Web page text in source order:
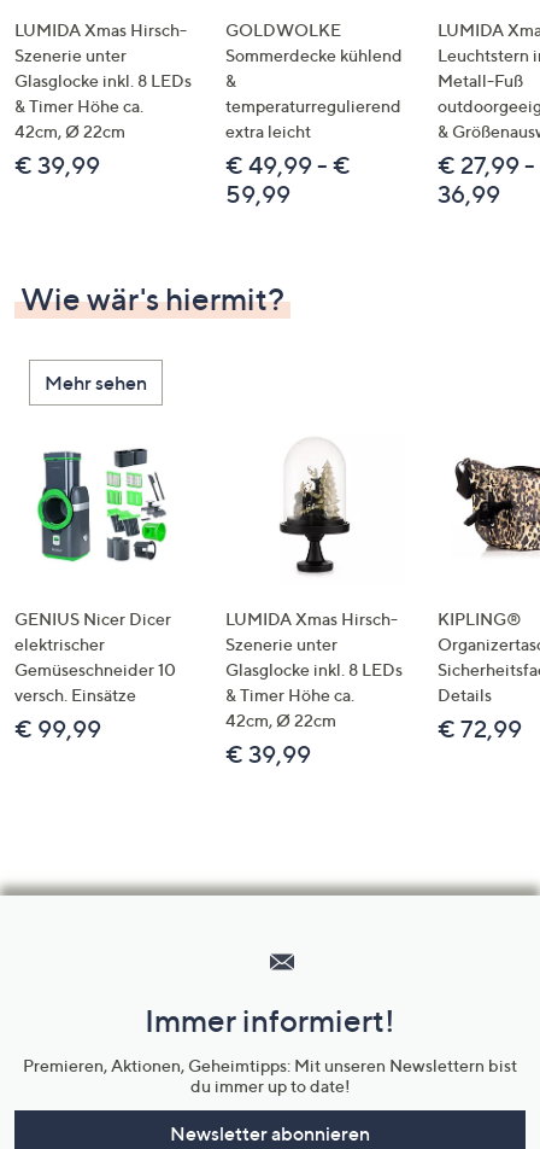
LUMIDA Xmas Hirsch-
Szenerie unter
Glasglocke inkl. 8 LEDs
& Timer Höhe ca.
42cm, Ø 22cm
€ 39,99
GOLDWOLKE
Sommerdecke kühlend
&
temperaturregulierend
extra leicht
€ 49,99 - €
59,99
LUMIDA
Leuchtstern
Metall-Fuß
&
€ 27,99
36,99
Wie wär's hiermit?
Mehr sehen
GENIUS Nicer Dicer
elektrischer
Gemüseschneider 10
versch. Einsätze
€ 99,99
LUMIDA Xmas Hirsch-
Szenerie unter
Glasglocke inkl. 8 LEDs
& Timer Höhe ca.
42cm, Ø 22cm
€ 39,99
KIPLING®
Details
€ 72,99
Unternehmensinformationen
Immer informiert!
Premieren, Aktionen, Geheimtipps: Mit unseren Newslettern bist
du immer up to date!
Newsletter abonnieren